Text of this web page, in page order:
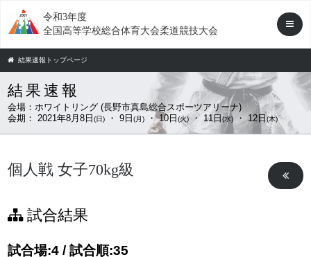
令和3年度
全国高等学校総合体育大会柔道競技大会
結果速報トップページ
結果速報
会場：ホワイトリング (長野市真島総合スポーツアリーナ)
会期： 2021年8月8日(日) ・ 9日(月) ・ 10日(火)・ 11日(水) ・ 12日(木)
個人戦 女子70kg級
試合結果
試合場:4 / 試合順:35